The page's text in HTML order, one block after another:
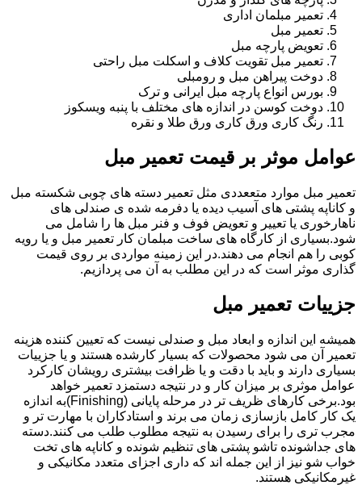
تعمیر مبلمان اداری
تعمیر مبل
تعویض پارچه مبل
تعمیر مبل تقویت کلاف و اسکلت مبل راحتی
دوخت پیراهن مبل و رومبلی
بورس انواع پارچه مبل ایرانی و ترک
دوخت کوسن در اندازه های مختلف با پنبه ویسکوز
رنگ کاری ورق کاری ورق طلا و نقره
عوامل موثر بر قیمت تعمیر مبل
تعمیر مبل موارد متععددی مثل تعمیر دسته های چوبی شکسته مبل
و کاناپه پشتی های آسیب دیده یا دفرمه شده ی صندلی های
ناهارخوری یا تعییر و تعویض فوف و فنر مبل ها را شامل می
شود.بسیاری از کارگاه های ساخت مبلمان کار تعمیر مبل و یا رویه
کوبی را هم انجام می دهند.در این زمینه مواردی بر روی قیمت
گذاری موثر است که در این مطلب به آن می پردازیم.
جزییات تعمیر مبل
همیشه این اندازه و ابعاد مبل و صندلی نیست که تعیین کننده هزینه
تعمیر آن می شود محصولات که بسیار کارشده هستند و یا جزییات
بسیاری دارند و باید با دقت و یا ظرافت بیشتری رویشان کارکرد
عوامل موثری بر میزان کار و در نتیجه دستمزد تعمیر خواهد
بود.برخی کارهای ظریف تر در مرحله پایانی (Finishing)به اندازه
یک کار کامل بازسازی زمان می برند و استادکاران با مهارت تر و
مجرب تری را برای رسیدن به نتیجه مطلوب طلب می کنند.دسته
های جداشونده تاشو پشتی های تنظیم شونده و کاناپه های تخت
خواب شو نیز از این جمله اند که داری اجزای متعدد مکانیکی و
غیرمکانیکی هستند.